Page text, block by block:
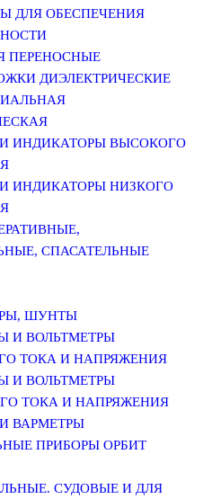
ДЛЯ ОБЕСПЕЧЕНИЯ
ПЕРЕНОСНЫЕ
ДИЭЛЕКТРИЧЕСКИЕ
ИНДИКАТОРЫ ВЫСОКОГО
ИНДИКАТОРЫ НИЗКОГО
СПАСАТЕЛЬНЫЕ
ШУНТЫ
И ВОЛЬТМЕТРЫ
ТОКА И НАПРЯЖЕНИЯ
И ВОЛЬТМЕТРЫ
ТОКА И НАПРЯЖЕНИЯ
ВАРМЕТРЫ
ПРИБОРЫ ОРБИТ
СУДОВЫЕ И ДЛЯ